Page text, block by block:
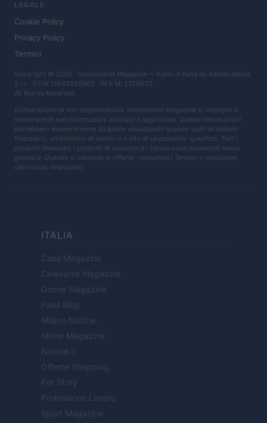
LEGALE
Cookie Policy
Privacy Policy
Termini
Copyright © 2026 · Investimenti Magazine — Edito in Italia da AdHub Media
S.r.l. · P.IVA 13542920965 · REA MI 2729933
All Rights Reserved
Dichiarazione di non responsabilità: Investimenti Magazine si impegna a
mantenere le sue informazioni accurate e aggiornate. Queste informazioni
potrebbero essere diverse da quelle visualizzate quando visiti un istituto
finanziario, un fornitore di servizi o il sito di un prodotto specifico. Tutti i
prodotti finanziari, i prodotti di acquisto e i servizi sono presentati senza
garanzia. Quando si valutano le offerte, consultare i Termini e condizioni
dell'istituto finanziario.
ITALIA
Casa Magazine
Cineverse Magazine
Donne Magazine
Food Blog
Milano Notizie
Motor Magazine
Notizie.it
Offerte Shopping
Pet Story
Professione Lavoro
Sport Magazine